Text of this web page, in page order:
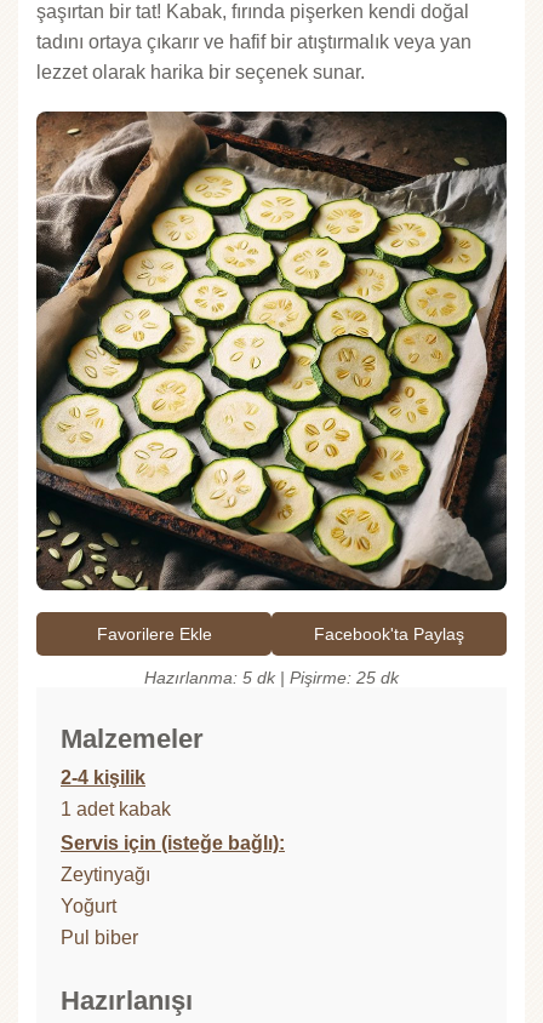
şaşırtan bir tat! Kabak, fırında pişerken kendi doğal
tadını ortaya çıkarır ve hafif bir atıştırmalık veya yan
lezzet olarak harika bir seçenek sunar.
Favorilere Ekle Facebook'ta Paylaş
Hazırlanma: 5 dk | Pişirme: 25 dk
Malzemeler
2-4 kişilik
1 adet kabak
Servis için (isteğe bağlı):
Zeytinyağı
Yoğurt
Pul biber
Hazırlanışı